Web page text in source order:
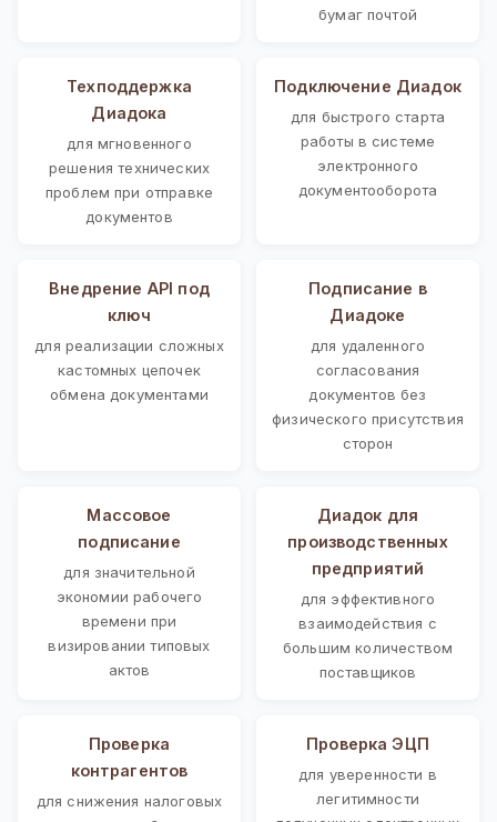
бумаг почтой
Техподдержка
Диадока
для мгновенного
решения технических
проблем при отправке
документов
Подключение Диадок
для быстрого старта
работы в системе
электронного
документооборота
Внедрение API под
ключ
для реализации сложных
кастомных цепочек
обмена документами
Подписание в
Диадоке
для удаленного
согласования
документов без
физического присутствия
сторон
Массовое
подписание
для значительной
экономии рабочего
времени при
визировании типовых
актов
Диадок для
производственных
предприятий
для эффективного
взаимодействия с
большим количеством
поставщиков
Проверка
контрагентов
для снижения налоговых
Проверка ЭЦП
для уверенности в
легитимности